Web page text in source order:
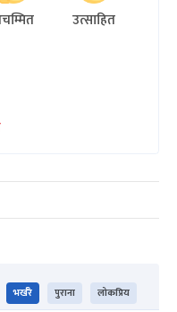
उत्साहित
भर्खरै पुराना लोकप्रिय